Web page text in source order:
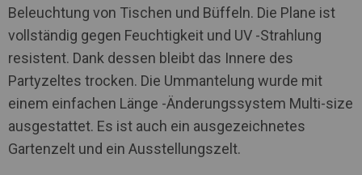
Beleuchtung von Tischen und Büffeln. Die Plane ist
vollständig gegen Feuchtigkeit und UV -Strahlung
resistent. Dank dessen bleibt das Innere des
Partyzeltes trocken. Die Ummantelung wurde mit
einem einfachen Länge -Änderungssystem Multi-size
ausgestattet. Es ist auch ein ausgezeichnetes
Gartenzelt und ein Ausstellungszelt.